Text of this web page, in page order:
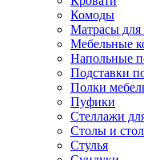
Комоды
Матрасы для
Мебельные
Напольные
Подставки
Полки
Пуфики
Стеллажи
Столы и
Стулья